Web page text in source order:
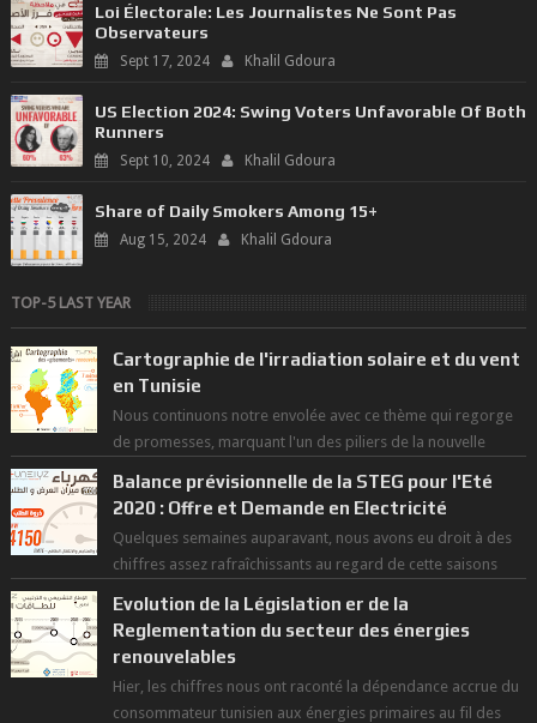
Loi Électorale: Les Journalistes Ne Sont Pas
Observateurs
Sept 17, 2024 Khalil Gdoura
US Election 2024: Swing Voters Unfavorable Of Both
Runners
Sept 10, 2024 Khalil Gdoura
Share of Daily Smokers Among 15+
Aug 15, 2024 Khalil Gdoura
TOP-5 LAST YEAR
Cartographie de l'irradiation solaire et du vent
en Tunisie
Nous continuons notre envolée avec ce thème qui regorge
de promesses, marquant l'un des piliers de la nouvelle
Balance prévisionnelle de la STEG pour l'Eté
2020 : Offre et Demande en Electricité
Quelques semaines auparavant, nous avons eu droit à des
chiffres assez rafraîchissants au regard de cette saisons
Evolution de la Législation er de la
Reglementation du secteur des énergies
renouvelables
Hier, les chiffres nous ont raconté la dépendance accrue du
consommateur tunisien aux énergies primaires au fil des